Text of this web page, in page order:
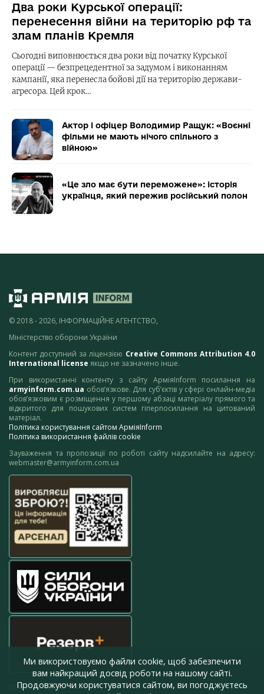
Два роки Курської операції:
перенесення війни на територію рф та
злам планів Кремля
Сьогодні виповнюється два роки від початку Курської
операції — безпрецедентної за задумом і виконанням
кампанії, яка перенесла бойові дії на територію держави-
агресора. Цей крок…
Актор і офіцер Володимир Ращук: «Воєнні
фільми не мають нічого спільного з
війною»
«Це зло має бути переможене»: історія
українця, який пережив російський полон
© 2018 - 2026, ІНФОРМАЦІЙНЕ АГЕНТСТВО,
Міністерство оборони України
Контент доступний за ліцензією Creative Commons Attribution 4.0
International license якщо не зазначено інше.
При використанні контенту з сайту АрміяInform посилання на
armyinform.com.ua обов’язкове. Для суб’єктів у сфері онлайн-медіа
обов’язковим є розміщення у першому абзаці матеріалу прямого та
відкритого для пошукових систем гіперпосилання на цитований
матеріал.
Політика користування сайтом АрміяInform
Політика використання файлів cookie
Зауваження та пропозиції по роботі сайту надсилайте на адресу:
webmaster@armyinform.com.ua
press@armyinform.com.ua
Ми використовуємо файли cookie, щоб забезпечити
вам найкращий досвід роботи на нашому сайті.
Продовжуючи користуватися сайтом, ви погоджуєтесь